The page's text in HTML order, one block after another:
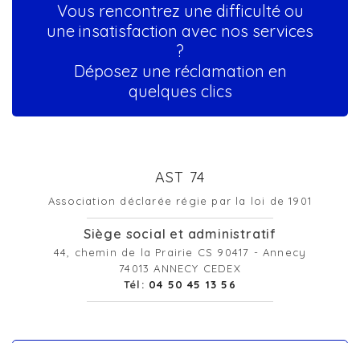
Vous rencontrez une difficulté ou
une insatisfaction avec nos services
?
Déposez une réclamation en
quelques clics
AST 74
Association déclarée régie par la loi de 1901
Siège social et administratif
44, chemin de la Prairie CS 90417 - Annecy
74013 ANNECY CEDEX
Tél: 04 50 45 13 56